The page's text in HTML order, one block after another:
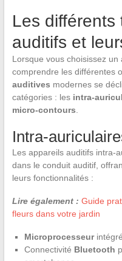
Les différents
auditifs et
Lorsque vous choisissez
comprendre les différentes
auditives modernes se
catégories : les intra-
micro-contours
Intra-
Les appareils auditifs intra-
dans le conduit auditif,
leurs fonctionnalités :
Lire également : Guide
fleurs dans votre jardin
Microprocesseur
Connectivité Bluetooth